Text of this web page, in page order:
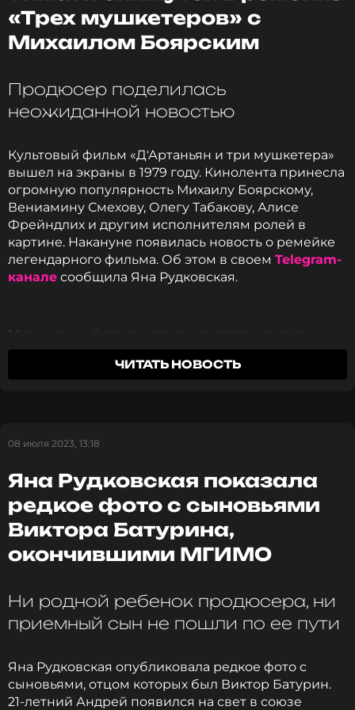
Напомним, что Рудковская и Плющенко
воспитывают двоих сыновей: Александра и
Арсения. У продюсера также подрастают двое
детей от брака с бизнесменом Виктором
Батуриным: Николай и Андрей. У спортсмена в
Фото: соцсети Яны Рудковской и Евгения
оставаться в курсе событий
ПОДПИСАТЬСЯ
ССЫЛКА
«Трех мушкетеров» с
Михаилом Боярским
Продюсер поделилась
неожиданной новостью
Культовый фильм «Д'Артаньян и три мушкетера»
вышел на экраны в 1979 году. Кинолента принесла
огромную популярность Михаилу Боярскому,
Вениамину Смехову, Олегу Табакову, Алисе
Фрейндлих и другим исполнителям ролей в
картине. Накануне появилась новость о ремейке
легендарного фильма. Об этом в своем Telegram-
канале сообщила Яна Рудковская.
Музыкальный продюсер рассказала, что роль
Д`Артаньяна исполнит ее сын Александр
Плющенко (он же Гном Гномыч). Белокурый
картине примет участие и сам Михаил Боярский.
Сценарий очень ностальгический, сразу
вспоминается старый добрый советский
фильм. А так на месте все: и король, и
герцог, и Констанция, и кардинал с его
Яна Рудковская
«А вот будут старые песни или нет – узнаете
сами», – заинтриговала поклонников звезда.
ЧИТАТЬ НОВОСТЬ
08 июля 2023, 13:18
Яна Рудковская показала
редкое фото с сыновьями
Виктора Батурина,
окончившими МГИМО
Ни родной ребенок продюсера, ни
приемный сын не пошли по ее пути
Яна Рудковская опубликовала редкое фото с
сыновьями, отцом которых был Виктор Батурин.
21-летний Андрей появился на свет в союзе